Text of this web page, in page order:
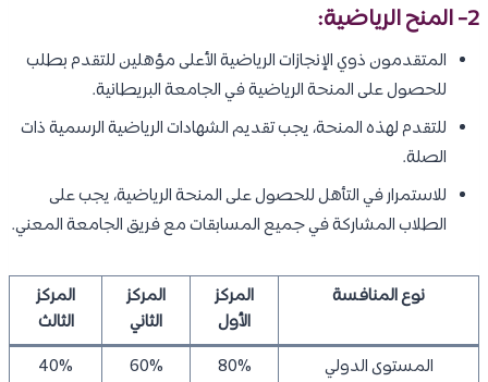
2- المنح الرياضية:
المتقدمون ذوي الإنجازات الرياضية الأعلى مؤهلين للتقدم بطلب
للحصول على المنحة الرياضية في الجامعة البريطانية.
للتقدم لهذه المنحة، يجب تقديم الشهادات الرياضية الرسمية ذات
الصلة.
للاستمرار في التأهل للحصول على المنحة الرياضية، يجب على
الطلاب المشاركة في جميع المسابقات مع فريق الجامعة المعني.
نوع المنافسة
المركز
الأول
المركز
الثاني
المركز
الثالث
المستوى الدولي
80%
60%
40%